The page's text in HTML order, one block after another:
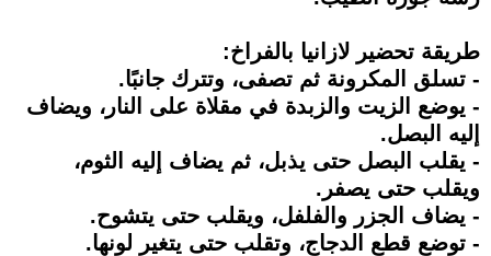
طريقة تحضير لازانيا بالفراخ:
- تسلق المكرونة ثم تصفى، وتترك جانبًا.
- يوضع الزيت والزبدة في مقلاة على النار، ويضاف
إليه البصل.
- يقلب البصل حتى يذبل، ثم يضاف إليه الثوم،
ويقلب حتى يصفر.
- يضاف الجزر والفلفل، ويقلب حتى يتشوح.
- توضع قطع الدجاج، وتقلب حتى يتغير لونها.